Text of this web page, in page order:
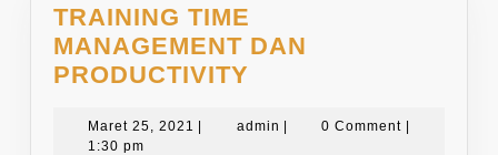
TRAINING TIME
MANAGEMENT DAN
PRODUCTIVITY
MANAGEMENT
Maret 25, 2021 Maret
admin admin0 Comment
1:30 pm